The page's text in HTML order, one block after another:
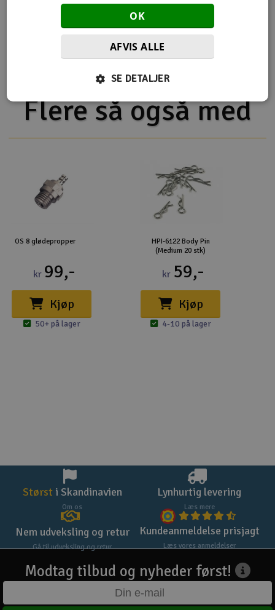
Gavekort
Produktet er
Reservedele HPI
Flere så også med
OS 8 glødepropper
kr 99,-
Kjøp
50+ på lager
HPI-6122 Body Pin
(Medium 20 stk)
kr 59,-
Kjøp
4-10 på lager
Størst i Skandinavien
Om os
Lynhurtig levering
Læs mere
Nem udveksling og retur
Gå til udveksling og retur
Kundeanmeldelse prisjagt
Læs vores anmeldelser
Modtag tilbud og nyheder først!
OK
AFVIS ALLE
SE DETALJER